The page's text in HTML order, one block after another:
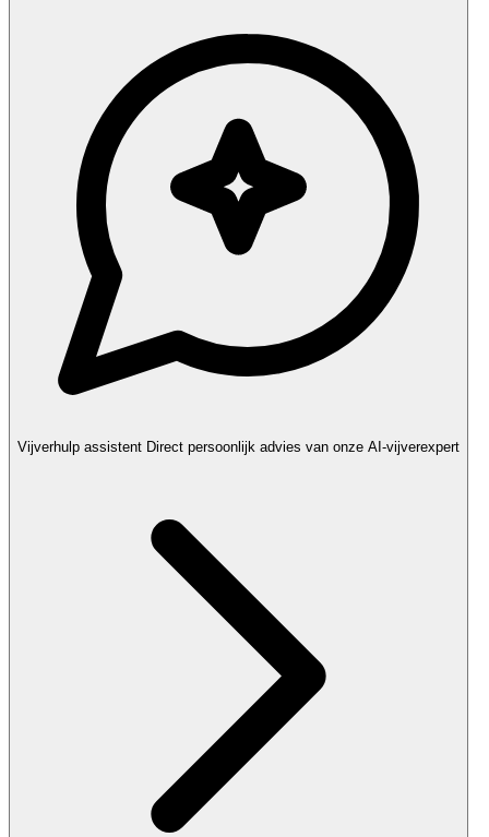
Vijverhulp assistent Direct persoonlijk advies van onze AI-vijverexpert